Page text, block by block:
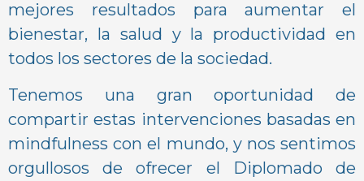
mejores resultados para aumentar el
bienestar, la salud y la productividad en
todos los sectores de la sociedad.
Tenemos una gran oportunidad de
compartir estas intervenciones basadas en
mindfulness con el mundo, y nos sentimos
orgullosos de ofrecer el Diplomado de